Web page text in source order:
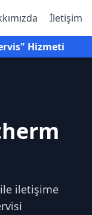
İletişim
Hizmeti
ile iletişime